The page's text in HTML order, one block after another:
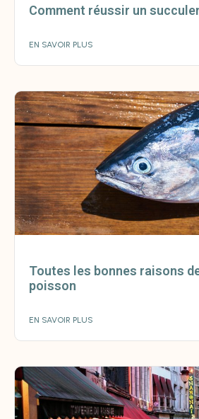
Comment réussir un
EN SAVOIR PLUS
Toutes les bonnes raisons
poisson
EN SAVOIR PLUS